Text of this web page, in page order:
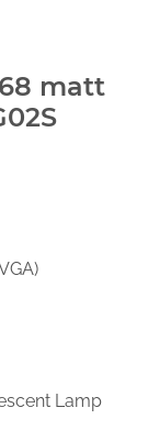
matt
Lamp